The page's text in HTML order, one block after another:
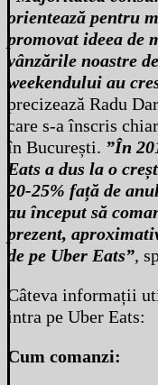
orientează pentru
promovat ideea de
vânzările noastre
weekendului au
precizează Radu
care s-a înscris
în București. ”În
Eats a dus la o
20-25% față de
au început să
prezent,
de pe Uber Eats”,
Câteva informații
intra pe Uber Eats:
Cum comanzi: